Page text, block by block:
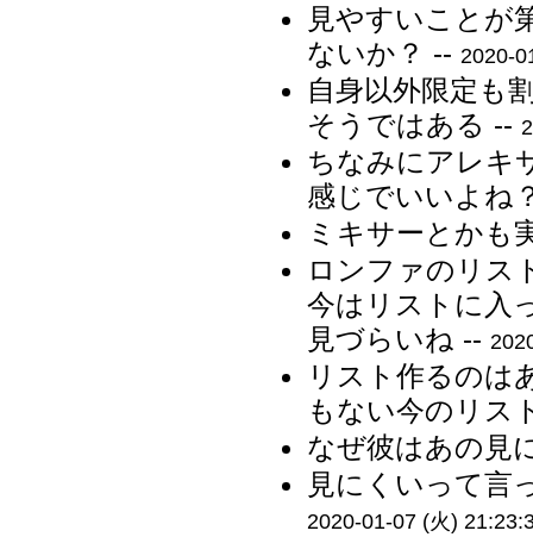
見やすいことが
ないか？ -- 2020-
自身以外限定も
そうではある --
ちなみにアレキ
感じでいいよね
ミキサーとかも
ロンファのリス
今はリストに入
見づらいね --
リスト作るのは
もない今のリス
なぜ彼はあの見
見にくいって言
2020-01-07 (火)